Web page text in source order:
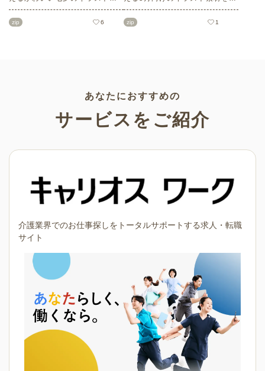
材をご紹介します。短冊の印刷
用テンプレート、飾り文字、使
zip 6
数ご紹介します。商用フリーの
可愛くておしゃれなイラスト素
さい！
zip 1
あなたにおすすめの
サービスをご紹介
介護業界でのお仕事探しをトータルサポートする求人・転職
サイト